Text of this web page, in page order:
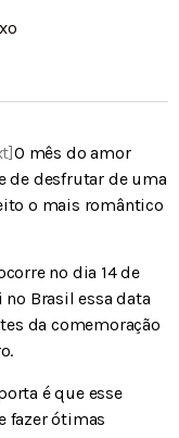
O mês do amor
de desfrutar de uma
o mais romântico
no dia 14 de
Brasil essa data
da comemoração
é que esse
fazer ótimas